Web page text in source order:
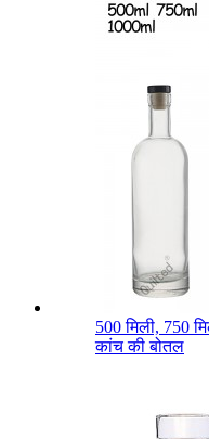
500 मिली, 750
कांच की बोतल